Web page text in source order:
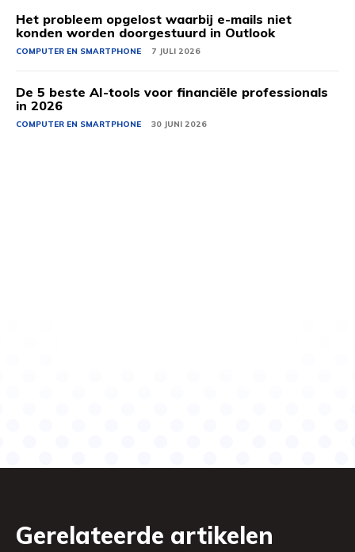
Het probleem opgelost waarbij e-mails niet
konden worden doorgestuurd in Outlook
COMPUTER EN SMARTPHONE 7 JULI 2026
De 5 beste AI-tools voor financiële professionals
in 2026
COMPUTER EN SMARTPHONE 30 JUNI 2026
Gerelateerde artikelen